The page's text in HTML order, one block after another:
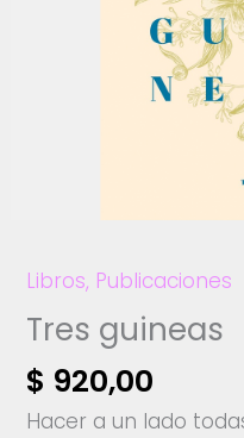
Libros, Publicaciones
Tres guineas
$ 920,00
Hacer a un lado